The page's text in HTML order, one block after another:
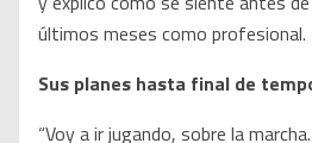
últimos meses como profesional.
Sus planes hasta final de
“Voy a ir jugando, sobre la